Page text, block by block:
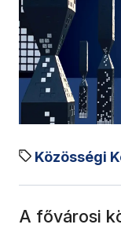
Közösségi
A fővárosi